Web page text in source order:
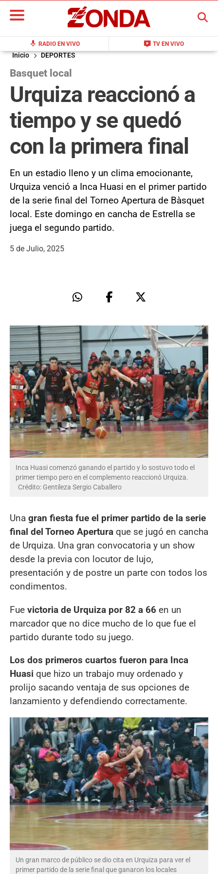
mic RADIO EN VIVO live_tv TV EN VIVO
BUSCAR
Inicio DEPORTES
Basquet local
Urquiza reaccionó a
tiempo y se quedó
con la primera final
En un estadio lleno y un clima emocionante,
Urquiza venció a Inca Huasi en el primer partido
de la serie final del Torneo Apertura de Bàsquet
local. Este domingo en cancha de Estrella se
juega el segundo partido.
5 de Julio, 2025
Inca Huasi comenzó ganando el partido y lo sostuvo todo el
primer tiempo pero en el complemento reaccionó Urquiza.
Crédito: Gentileza Sergio Caballero
Una gran fiesta fue el primer partido de la serie
final del Torneo Apertura que se jugó en cancha
de Urquiza. Una gran convocatoria y un show
desde la previa con locutor de lujo,
presentación y de postre un parte con todos los
condimentos.
Fue victoria de Urquiza por 82 a 66 en un
marcador que no dice mucho de lo que fue el
partido durante todo su juego.
Los dos primeros cuartos fueron para Inca
Huasi que hizo un trabajo muy ordenado y
prolijo sacando ventaja de sus opciones de
lanzamiento y defendiendo correctamente.
Un gran marco de público se dio cita en Urquiza para ver el
primer partido de la serie final que ganaron los locales